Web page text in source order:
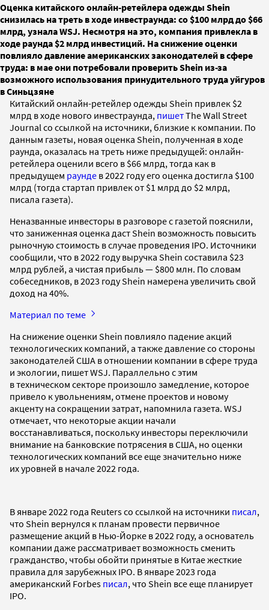
Оценка китайского онлайн-ретейлера одежды Shein
снизилась на треть в ходе инвестраунда: со $100 млрд до $66
млрд, узнала WSJ. Несмотря на это, компания привлекла в
ходе раунда $2 млрд инвестиций. На снижение оценки
повлияло давление американских законодателей в сфере
труда: в мае они потребовали проверить Shein из-за
возможного использования принудительного труда уйгуров
в Синьцзяне
Китайский онлайн-ретейлер одежды Shein привлек $2
млрд в ходе нового инвестраунда, пишетThe Wall Street
Journal со ссылкой на источники, близкие к компании. По
данным газеты, новая оценка Shein, полученная в ходе
раунда, оказалась на треть ниже предыдущей: онлайн-
ретейлера оценили всего в $66 млрд, тогда как в
предыдущем раунде в 2022 году его оценка достигла $100
млрд (тогда стартап привлек от $1 млрд до $2 млрд,
писала газета).
Неназванные инвесторы в разговоре с газетой пояснили,
что заниженная оценка даст Shein возможность повысить
рыночную стоимость в случае проведения IPO. Источники
сообщили, что в 2022 году выручка Shein составила $23
млрд рублей, а чистая прибыль — $800 млн. По словам
собеседников, в 2023 году Shein намерена увеличить свой
доход на 40%.
Материал по теме
На снижение оценки Shein повлияло падение акций
технологических компаний, а также давление со стороны
законодателей США в отношении компании в сфере труда
и экологии, пишет WSJ. Параллельно с этим
в техническом секторе произошло замедление, которое
привело к увольнениям, отмене проектов и новому
акценту на сокращении затрат, напомнила газета. WSJ
отмечает, что некоторые акции начали
восстанавливаться, поскольку инвесторы переключили
внимание на банковские потрясения в США, но оценки
технологических компаний все еще значительно ниже
их уровней в начале 2022 года.
В январе 2022 года Reuters со ссылкой на источники писал,
что Shein вернулся к планам провести первичное
размещение акций в Нью-Йорке в 2022 году, а основатель
компании даже рассматривает возможность сменить
гражданство, чтобы обойти принятые в Китае жесткие
правила для зарубежных IPO. В январе 2023 года
американский Forbes писал, что Shein все еще планирует
IPO.